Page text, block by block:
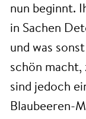
nun beginnt.
in Sachen
und was
schön macht,
sind jedoch
Blaubeeren-